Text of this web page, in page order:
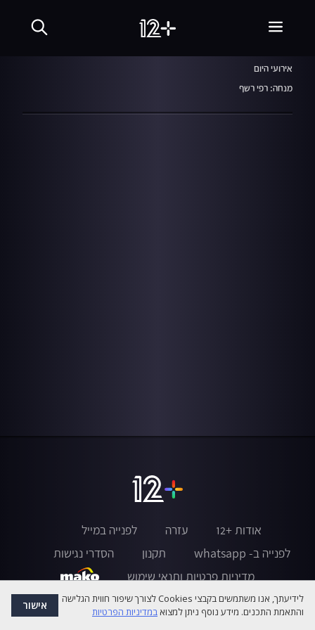
חמש עם רפי רשף
אירועי היום
מנחה: רפי רשף
אודות +12 עזרה
לפנייה במייל
לפנייה ב- whatsapp
תקנון
הסדרי נגישות
מדיניות פרטיות ותנאי שימוש
לידיעתך, אנו משתמשים בקבצי Cookies לצורך שיפור חווית הגלישה
והתאמת התכנים. מידע נוסף ניתן למצואבמדיניות הפרטיות אישור